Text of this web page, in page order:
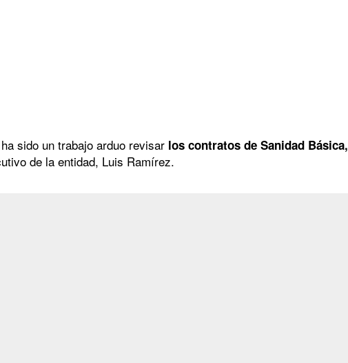
ha sido un trabajo arduo revisar los contratos de Sanidad Básica,
de la entidad, Luis Ramírez.